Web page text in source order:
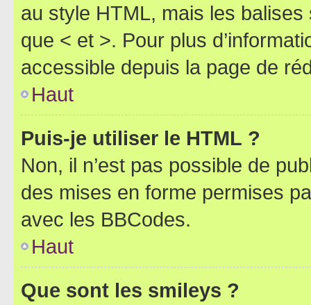
au style HTML, mais les
que < et >. Pour plus
accessible depuis la page de
Haut
Puis-je utiliser le HTML ?
Non, il n’est pas possible de
des mises en forme permises
avec les BBCodes.
Haut
Que sont les smileys ?